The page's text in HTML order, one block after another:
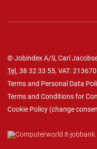
© Jobindex A/S, Carl
Tel. 38 32 33 55, VAT:
Terms and Personal Data
Terms and Conditions for
Cookie Policy (change